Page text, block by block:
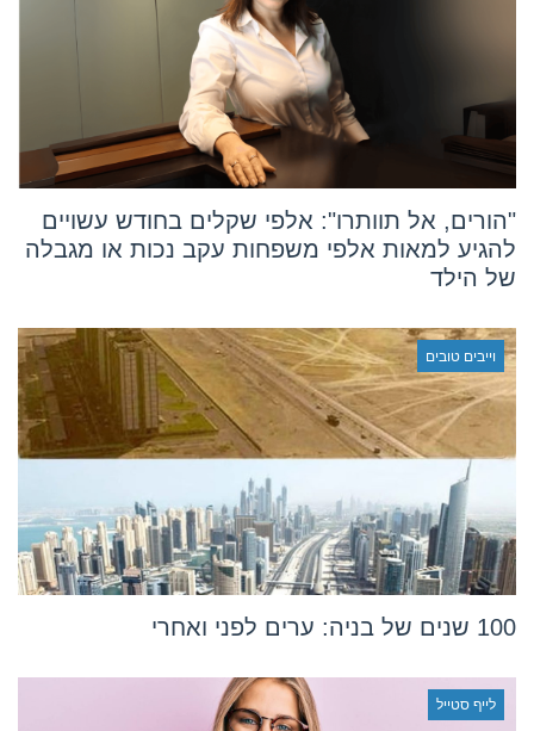
"הורים, אל תוותרו": אלפי שקלים בחודש עשויים
להגיע למאות אלפי משפחות עקב נכות או מגבלה
של הילד
וייבים טובים
100 שנים של בניה: ערים לפני ואחרי
לייף סטייל